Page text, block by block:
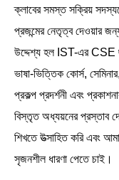
ক্লাবের সমস্ত সক্রিয়
প্রজন্মের নেতৃত্ব দেওয়ার
উদ্দেশ্য হল IST-এর CSE
ভাষা-ভিত্তিক কোর্স,
প্রকল্প প্রদর্শনী এবং
বিস্তৃত অধ্যয়নের প্রস্তাব
শিখতে উত্সাহিত করি এবং
সৃজনশীল ধারণা পেতে চাই।